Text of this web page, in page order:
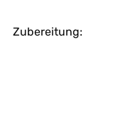
Zubereitung: